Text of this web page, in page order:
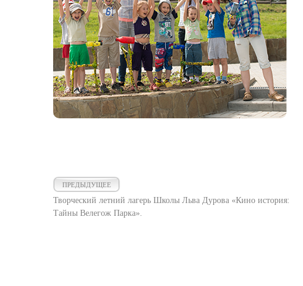
ПРЕДЫДУЩЕЕ
Творческий летний лагерь Школы Льва Дурова «Кино история:
Тайны Велегож Парка».